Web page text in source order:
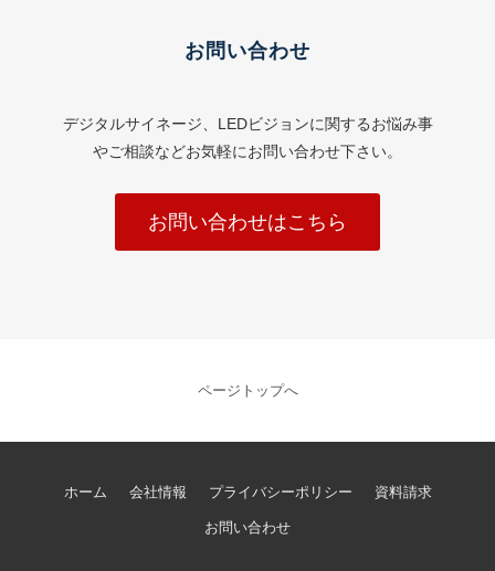
お問い合わせ
デジタルサイネージ、LEDビジョンに関するお悩み事
やご相談などお気軽にお問い合わせ下さい。
お問い合わせはこちら
ページトップへ
ホーム 会社情報 プライバシーポリシー 資料請求
お問い合わせ